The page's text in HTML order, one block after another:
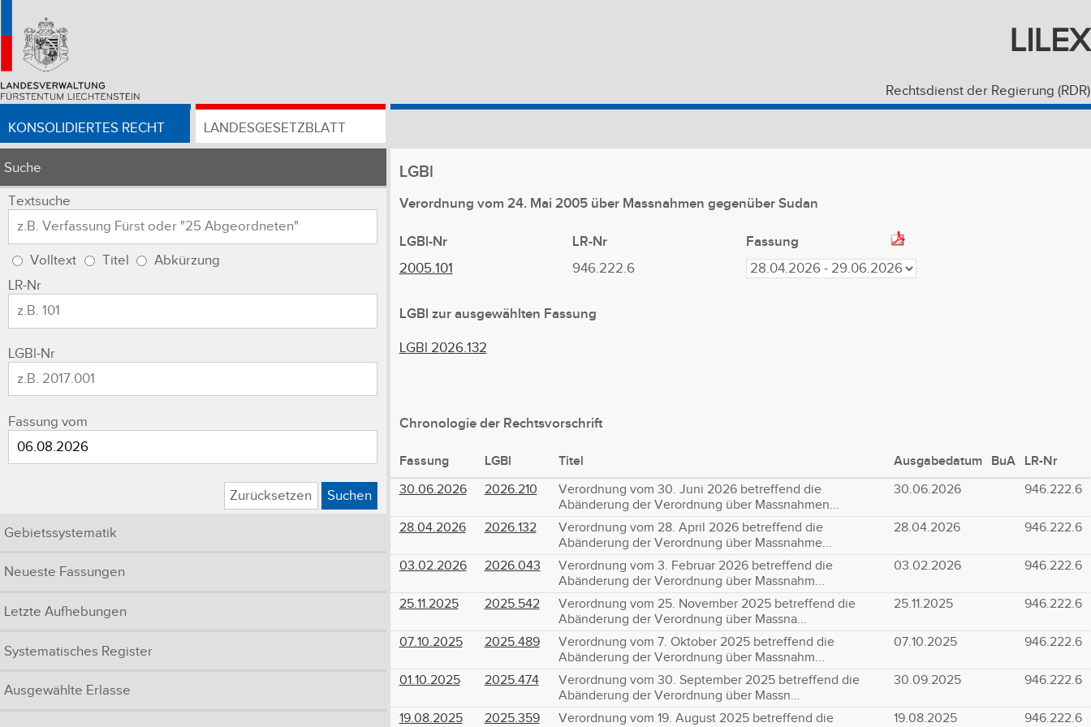
LILEX
Rechtsdienst der Regierung (RDR)
KONSOLIDIERTES RECHT LANDESGESETZBLATT
Suche
Textsuche
Volltext Titel
Abkürzung
LR-Nr
LGBl-Nr
Fassung vom
Zurücksetzen Suchen
Gebietssystematik
Neueste Fassungen
Letzte Aufhebungen
Systematisches Register
Ausgewählte Erlasse
LGBl
Verordnung vom 24. Mai 2005 über Massnahmen gegenüber Sudan
LGBl-Nr LR-Nr
Fassung
2005.101
946.222.6
LGBl zur ausgewählten Fassung
LGBl 2026.132
Chronologie der Rechtsvorschrift
Fassung LGBl Titel Ausgabedatum BuA
LR-Nr
30.06.2026
2026.210
Verordnung vom 30. Juni 2026 betreffend die
Abänderung der Verordnung über Massnahmen...
30.06.2026 946.222.6
28.04.2026 2026.132
Verordnung vom 28. April 2026 betreffend die
Abänderung der Verordnung über Massnahme...
28.04.2026 946.222.6
03.02.2026 2026.043
Verordnung vom 3. Februar 2026 betreffend die
Abänderung der Verordnung über Massnahm...
03.02.2026 946.222.6
25.11.2025 2025.542
Verordnung vom 25. November 2025 betreffend die
Abänderung der Verordnung über Massna...
25.11.2025 946.222.6
07.10.2025 2025.489
Verordnung vom 7. Oktober 2025 betreffend die
Abänderung der Verordnung über Massnahm...
07.10.2025 946.222.6
01.10.2025 2025.474
Verordnung vom 30. September 2025 betreffend die
Abänderung der Verordnung über Massn...
30.09.2025 946.222.6
19.08.2025 2025.359
Verordnung vom 19. August 2025 betreffend die
19.08.2025 946.222.6